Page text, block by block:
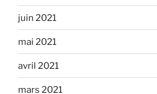
juin 2021
mai 2021
avril 2021
mars 2021